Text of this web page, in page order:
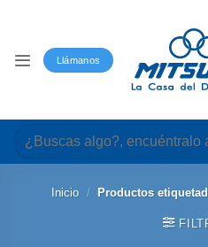
Llámanos
Buscar
por:
Inicio / Productos